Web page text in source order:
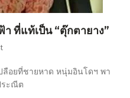
ที่แท้เป็น “ตุ๊กตายาง”
อยที่ชายหาด หนุ่มอินโดฯ พา
ระณีต